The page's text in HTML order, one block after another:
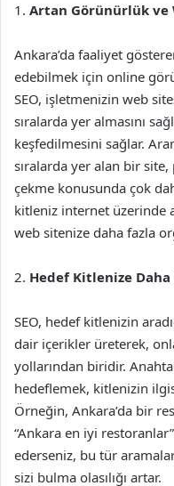
1. Artan Görünürlük ve
Ankara’da faaliyet
edebilmek için online
SEO, işletmenizin web
sıralarda yer almasını
keşfedilmesini sağlar.
sıralarda yer alan bir
çekme konusunda çok
kitleniz internet üzerinde
web sitenize daha fazla
2. Hedef Kitlenize Daha
SEO, hedef kitlenizin
dair içerikler üreterek,
yollarından biridir.
hedeflemek, kitlenizin
Örneğin, Ankara’da bir
“Ankara en iyi
ederseniz, bu tür
sizi bulma olasılığı artar.